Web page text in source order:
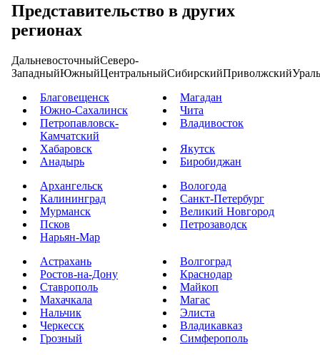
Представительство в других
регионах
ДальневосточныйСеверо-
ЗападныйЮжныйЦентральныйСибирскийПриволжский
Благовещенск
Магадан
Южно-Сахалинск
Чита
Петропавловск-
Камчатский
Владивосток
Хабаровск
Якутск
Анадырь
Биробиджан
Архангельск
Вологода
Калининград
Санкт-Петербург
Мурманск
Великий Новгород
Псков
Петрозаводск
Нарьян-Мар
Астрахань
Волгоград
Ростов-на-Дону
Краснодар
Ставрополь
Майкоп
Махачкала
Магас
Нальчик
Элиста
Черкесск
Владикавказ
Грозный
Симферополь